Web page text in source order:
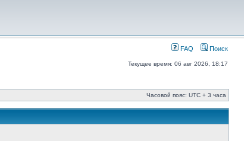
FAQ Поиск
Текущее время: 06 авг 2026, 18:17
Часовой пояс: UTC + 3 часа